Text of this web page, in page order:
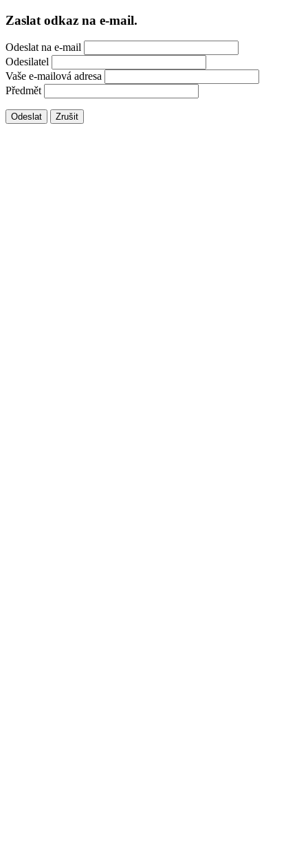
Zaslat odkaz na e-mail.
Odeslat na e-mail
Odesilatel
Vaše e-mailová adresa
Předmět